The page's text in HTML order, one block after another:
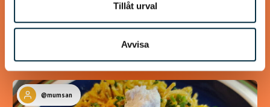
Tillåt urval
Avvisa
Panerade i kokos, citron och gurkmeja, snabbt, enkelt och
gott!
@mumsan